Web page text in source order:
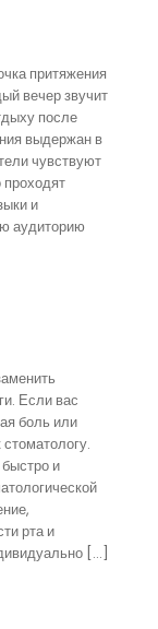
притяжения
вечер звучит
после
выдержан в
чувствуют
и
аудиторию
Если вас
боль или
и
рта и
[…]